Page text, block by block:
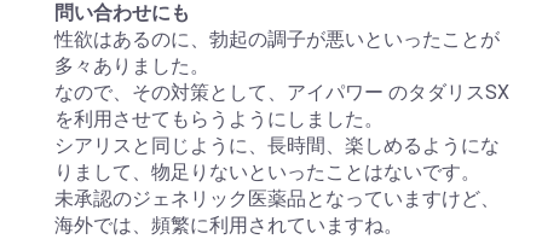
問い合わせにも
性欲はあるのに、勃起の調子が悪いといったことが
多々ありました。
なので、その対策として、アイパワー のタダリスSX
を利用させてもらうようにしました。
シアリスと同じように、長時間、楽しめるようにな
りまして、物足りないといったことはないです。
未承認のジェネリック医薬品となっていますけど、
海外では、頻繁に利用されていますね。